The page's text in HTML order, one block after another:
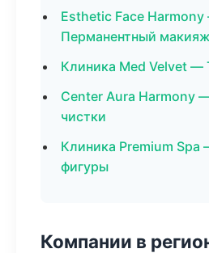
Esthetic Face
Перманентный макияж
Клиника Med Velvet —
Center Aura Harmony
чистки
Клиника Premium Spa
фигуры
Компании в